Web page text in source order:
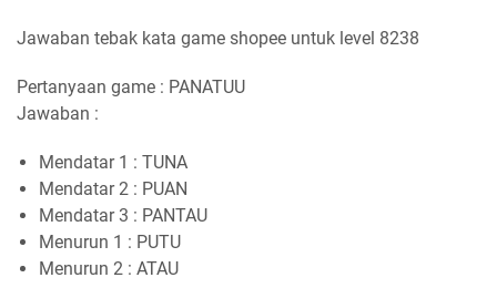
Jawaban tebak kata game shopee untuk level 8238
Pertanyaan game : PANATUU
Jawaban :
Mendatar 1 : TUNA
Mendatar 2 : PUAN
Mendatar 3 : PANTAU
Menurun 1 : PUTU
Menurun 2 : ATAU